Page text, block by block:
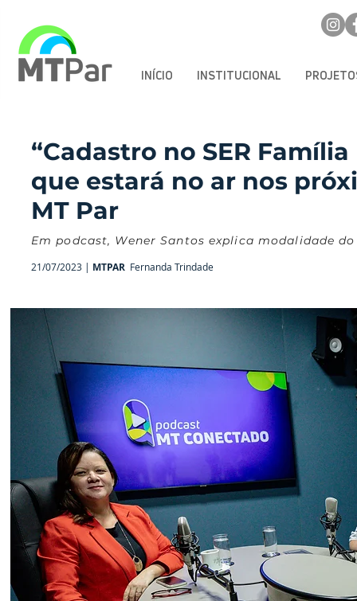
INÍCIO INSTITUCIONAL
“Cadastro no SER
que estará no ar nos
MT Par
Em podcast, Wener Santos explica modalidade
21/07/2023 | MTPAR Fernanda Trindade